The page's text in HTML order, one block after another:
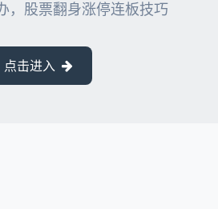
，股票翻身涨停连板技巧
点击进入